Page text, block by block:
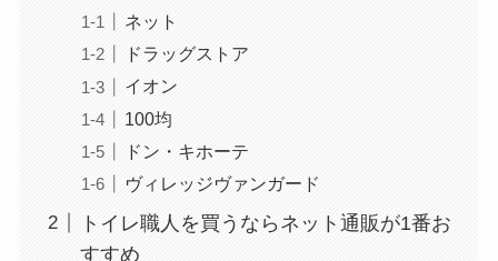
ネット
ドラッグストア
イオン
100均
ドン・キホーテ
ヴィレッジヴァンガード
トイレ職人を買うならネット通販が1番お
すすめ